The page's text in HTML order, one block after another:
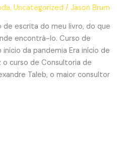
,Uncategorized /Jason Brum
de escrita do meu livro, do que
encontrá-lo. Curso de
da pandemia Era início de
curso de Consultoria de
Taleb, o maior consultor